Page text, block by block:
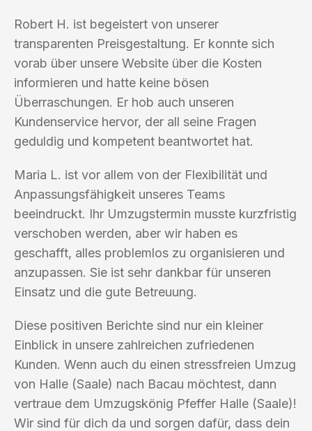
Robert H. ist begeistert von unserer
transparenten Preisgestaltung. Er konnte sich
vorab über unsere Website über die Kosten
informieren und hatte keine bösen
Überraschungen. Er hob auch unseren
Kundenservice hervor, der all seine Fragen
geduldig und kompetent beantwortet hat.
Maria L. ist vor allem von der Flexibilität und
Anpassungsfähigkeit unseres Teams
beeindruckt. Ihr Umzugstermin musste kurzfristig
verschoben werden, aber wir haben es
geschafft, alles problemlos zu organisieren und
anzupassen. Sie ist sehr dankbar für unseren
Einsatz und die gute Betreuung.
Diese positiven Berichte sind nur ein kleiner
Einblick in unsere zahlreichen zufriedenen
Kunden. Wenn auch du einen stressfreien Umzug
von Halle (Saale) nach Bacau möchtest, dann
vertraue dem Umzugskönig Pfeffer Halle (Saale)!
Wir sind für dich da und sorgen dafür, dass dein